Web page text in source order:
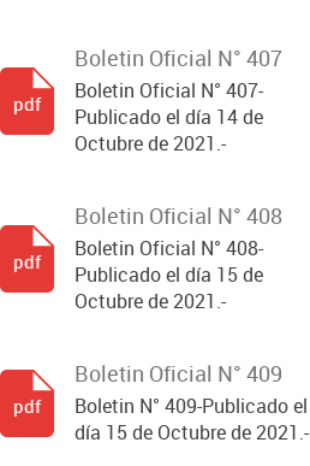
Boletin Oficial N° 407
Boletin Oficial N° 407-
Publicado el día 14 de
Octubre de 2021.-
pdf
Boletin Oficial N° 408
Boletin Oficial N° 408-
Publicado el día 15 de
Octubre de 2021.-
pdf
Boletin Oficial N° 409
Boletin N° 409-Publicado el
día 15 de Octubre de 2021.-
pdf